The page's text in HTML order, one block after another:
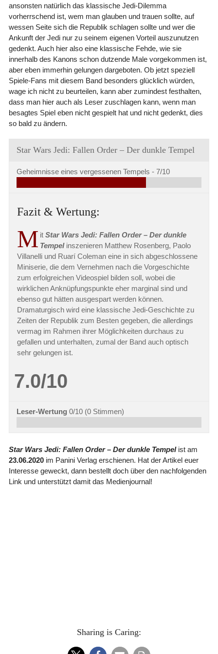
ansonsten natürlich das klassische Jedi-Dilemma
vorherrschend ist, wem man glauben und trauen sollte, auf
wessen Seite sich die Republik schlagen sollte und wer die
Ankunft der Jedi nur zu seinem eigenen Vorteil auszunutzen
gedenkt. Auch hier also eine klassische Fehde, wie sie
innerhalb des Kanons schon dutzende Male vorgekommen ist,
aber eben immerhin gelungen dargeboten. Ob jetzt speziell
Spiele-Fans mit diesem Band besonders glücklich würden,
wage ich nicht zu beurteilen, kann aber zumindest festhalten,
dass man hier auch als Leser zuschlagen kann, wenn man
besagtes Spiel eben nicht gespielt hat und nicht gedenkt, dies
so bald zu ändern.
Star Wars Jedi: Fallen Order – Der dunkle Tempel
Geheimnisse eines vergessenen Tempels - 7/10
Fazit & Wertung:
M it Star Wars Jedi: Fallen Order – Der dunkle
Tempelinszenieren Matthew Rosenberg, Paolo
Villanelli und Ruarí Coleman eine in sich abgeschlossene
Miniserie, die dem Vernehmen nach die Vorgeschichte
zum erfolgreichen Videospiel bilden soll, wobei die
wirklichen Anknüpfungspunkte eher marginal sind und
ebenso gut hätten ausgespart werden können.
Dramaturgisch wird eine klassische Jedi-Geschichte zu
Zeiten der Republik zum Besten gegeben, die allerdings
vermag im Rahmen ihrer Möglichkeiten durchaus zu
gefallen und unterhalten, zumal der Band auch optisch
sehr gelungen ist.
7.0/10
Leser-Wertung 0/10 (0Stimmen)
Star Wars Jedi: Fallen Order – Der dunkle Tempelist am
23.06.2020im Panini Verlag erschienen. Hat der Artikel euer
Interesse geweckt, dann bestellt doch über den nachfolgenden
Link und unterstützt damit das Medienjournal!
Sharing is Caring: